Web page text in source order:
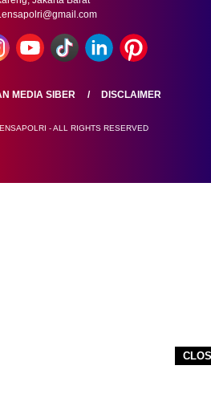
MEDIA SIBER DISCLAIMER
- ALL RIGHTS RESERVED